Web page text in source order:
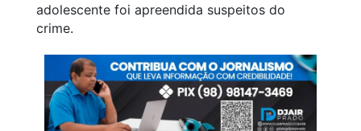
adolescente foi apreendida suspeitos do
crime.